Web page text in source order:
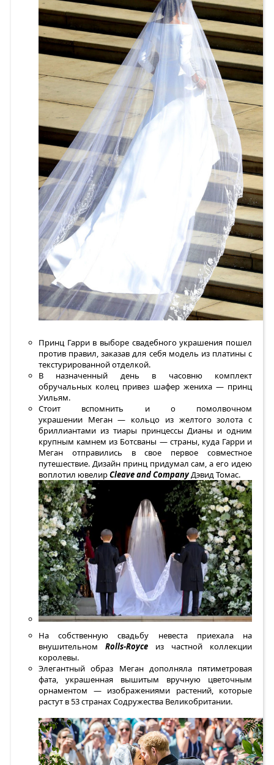
Принц Гарри в выборе свадебного украшения пошел
против правил, заказав для себя модель из платины с
текстурированной отделкой.
В назначенный день в часовню комплект
обручальных колец привез шафер жениха — принц
Уильям.
Стоит вспомнить и о помолвочном
украшении Меган — кольцо из желтого золота с
бриллиантами из тиары принцессы Дианы и одним
крупным камнем из Ботсваны — страны, куда Гарри и
Меган отправились в свое первое совместное
путешествие. Дизайн принц придумал сам, а его идею
воплотил ювелирCleave and CompanyДэвид Томас.
На собственную свадьбу невеста приехала на
внушительном Rolls-Royce из частной коллекции
королевы.
Элегантный образ Меган дополняла пятиметровая
фата, украшенная вышитым вручную цветочным
орнаментом — изображениями растений, которые
растут в 53 странах Содружества Великобритании.